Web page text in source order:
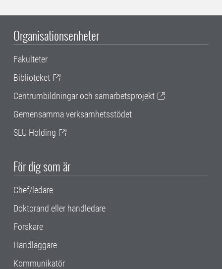
Organisationsenheter
Fakulteter
Biblioteket
Centrumbildningar och samarbetsprojekt
Gemensamma verksamhetsstödet
SLU Holding
För dig som är
Chef/ledare
Doktorand eller handledare
Forskare
Handläggare
Kommunikatör